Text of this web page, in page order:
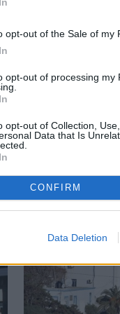
opt-out of the Sale of my
opt-out of processing my
opt-out of Collection,
Data that Is
CONFIRM
Data Deletion
επιλύουμε